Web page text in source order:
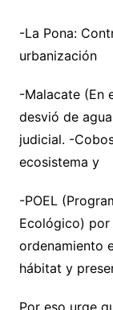
-La Pona:
urbanización
-Malacate (En
desvió de
judicial. -
ecosistema y
-POEL
Ecológico)
ordenamiento
hábitat y
Por eso urge